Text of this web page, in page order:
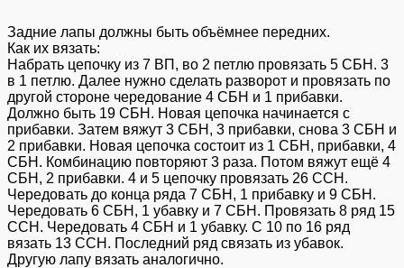
Задние лапы должны быть объёмнее передних.
Как их вязать:
Набрать цепочку из 7 ВП, во 2 петлю провязать 5 СБН. 3
в 1 петлю. Далее нужно сделать разворот и провязать по
другой стороне чередование 4 СБН и 1 прибавки.
Должно быть 19 СБН. Новая цепочка начинается с
прибавки. Затем вяжут 3 СБН, 3 прибавки, снова 3 СБН и
2 прибавки. Новая цепочка состоит из 1 СБН, прибавки, 4
СБН. Комбинацию повторяют 3 раза. Потом вяжут ещё 4
СБН, 2 прибавки. 4 и 5 цепочку провязать 26 ССН.
Чередовать до конца ряда 7 СБН, 1 прибавку и 9 СБН.
Чередовать 6 СБН, 1 убавку и 7 СБН. Провязать 8 ряд 15
ССН. Чередовать 4 СБН и 1 убавку. С 10 по 16 ряд
вязать 13 ССН. Последний ряд связать из убавок.
Другую лапу вязать аналогично.